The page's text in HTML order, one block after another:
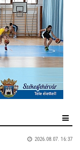
2026.08.07. 16:37